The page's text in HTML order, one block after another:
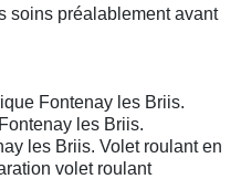
soins préalablement avant
Fontenay les Briis.
les Briis.
les Briis. Volet roulant en
volet roulant